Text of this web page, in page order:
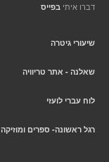
דברו איתי בפייס
שיעורי גיטרה
שאלנה - אתר טריוויה
לוח עברי לועזי
רגל ראשונה- ספרים ומוזיקה